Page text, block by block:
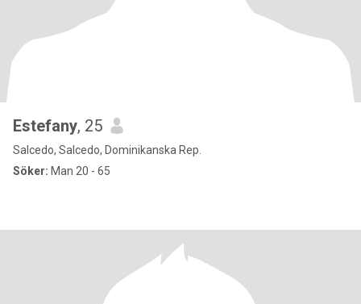
Estefany, 25
Salcedo, Salcedo, Dominikanska Rep.
Söker: Man 20 - 65